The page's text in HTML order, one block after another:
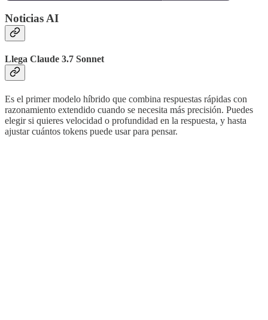
Noticias AI
Llega Claude 3.7 Sonnet
Es el primer modelo híbrido que combina respuestas rápidas con
razonamiento extendido cuando se necesita más precisión. Puedes
elegir si quieres velocidad o profundidad en la respuesta, y hasta
ajustar cuántos tokens puede usar para pensar.